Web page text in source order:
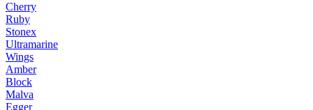
Cherry
Ruby
Stonex
Ultramarine
Wings
Amber
Block
Malva
Egger